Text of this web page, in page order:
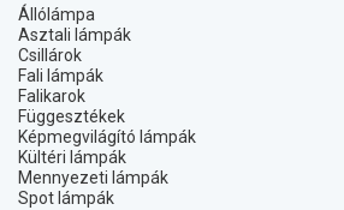
Állólámpa
Asztali lámpák
Csillárok
Fali lámpák
Falikarok
Függesztékek
Képmegvilágító lámpák
Kültéri lámpák
Mennyezeti lámpák
Spot lámpák